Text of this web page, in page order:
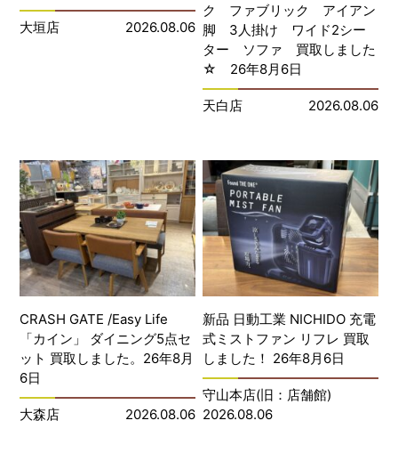
大垣店 2026.08.06
ク ファブリック アイアン
脚 3人掛け ワイド2シー
ター ソファ 買取しました
☆ 26年8月6日
天白店 2026.08.06
CRASH GATE /Easy Life
「カイン」 ダイニング5点セ
ット 買取しました。26年8月
6日
大森店 2026.08.06
新品 日動工業 NICHIDO 充電
式ミストファン リフレ 買取
しました！ 26年8月6日
守山本店(旧：店舗館)
2026.08.06